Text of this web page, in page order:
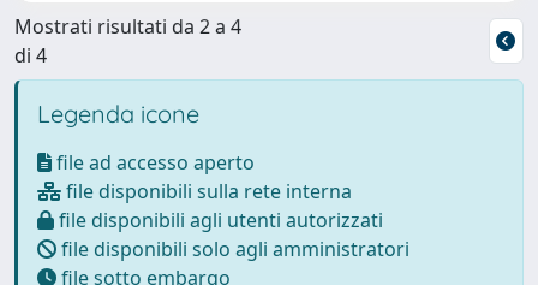
Mostrati risultati da 2 a 4
di 4
Legenda icone
file ad accesso aperto
file disponibili sulla rete interna
file disponibili agli utenti autorizzati
file disponibili solo agli amministratori
file sotto embargo